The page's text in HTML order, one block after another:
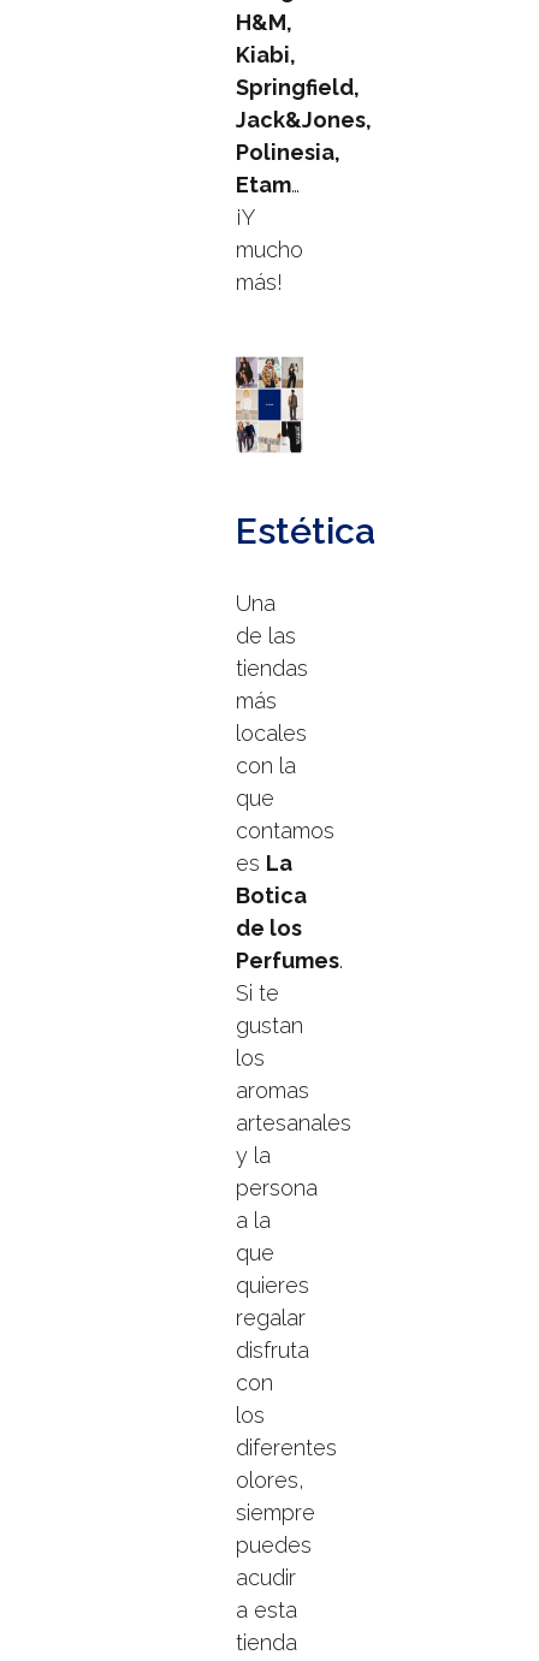
H&M,
Kiabi,
Springfield,
Jack&Jones,
Polinesia,
Etam…
¡Y
mucho
más!
Estética
Una
de las
tiendas
más
locales
con la
que
contamos
es La
Botica
de los
Perfumes.
Si te
gustan
los
aromas
artesanales
y la
persona
a la
que
quieres
regalar
disfruta
con
los
diferentes
olores,
siempre
puedes
acudir
a esta
tienda